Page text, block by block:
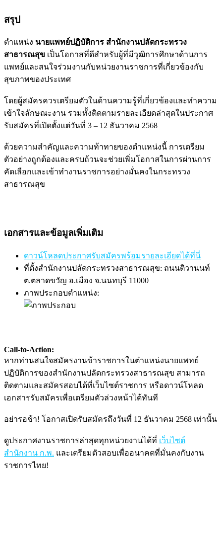
สรุป
ตำแหน่ง นายแพทย์ปฏิบัติการ สำนักงานปลัดกระทรวง
สาธารณสุข เป็นโอกาสที่ดีสำหรับผู้ที่มีวุฒิการศึกษาด้านการ
แพทย์และสนใจร่วมงานกับหน่วยงานราชการที่เกี่ยวข้องกับ
สุขภาพของประเทศ
โดยผู้สมัครควรเตรียมตัวในด้านความรู้ที่เกี่ยวข้องและทำความ
เข้าใจลักษณะงาน รวมทั้งติดตามรายละเอียดล่าสุดในประกาศ
รับสมัครที่เปิดตั้งแต่วันที่ 3 – 12 ธันวาคม 2568
ด้วยความสำคัญและความท้าทายของตำแหน่งนี้ การเตรียม
ตัวอย่างถูกต้องและครบถ้วนจะช่วยเพิ่มโอกาสในการผ่านการ
คัดเลือกและเข้าทำงานราชการอย่างมั่นคงในกระทรวง
สาธารณสุข
เอกสารและข้อมูลเพิ่มเติม
ดาวน์โหลดประกาศรับสมัครพร้อมรายละเอียดได้ที่นี่
ที่ตั้งสำนักงานปลัดกระทรวงสาธารณสุข: ถนนติวานนท์
ต.ตลาดขวัญ อ.เมือง จ.นนทบุรี 11000
ภาพประกอบตำแหน่ง:
Call-to-Action:
หากท่านสนใจสมัครงานข้าราชการในตำแหน่งนายแพทย์
ปฏิบัติการของสำนักงานปลัดกระทรวงสาธารณสุข สามารถ
ติดตามและสมัครสอบได้ที่เว็บไซต์ราชการ หรือดาวน์โหลด
เอกสารรับสมัครเพื่อเตรียมตัวล่วงหน้าได้ทันที
อย่ารอช้า! โอกาสเปิดรับสมัครถึงวันที่ 12 ธันวาคม 2568 เท่านั้น
ดูประกาศงานราชการล่าสุดทุกหน่วยงานได้ที่ เว็บไซต์
สำนักงาน ก.พ. และเตรียมตัวสอบเพื่ออนาคตที่มั่นคงกับงาน
ราชการไทย!